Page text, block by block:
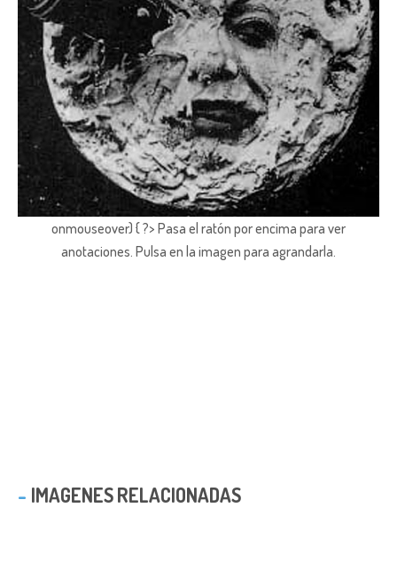
onmouseover) { ?> Pasa el ratón por encima para ver
anotaciones. Pulsa en la imagen para agrandarla.
IMAGENES RELACIONADAS